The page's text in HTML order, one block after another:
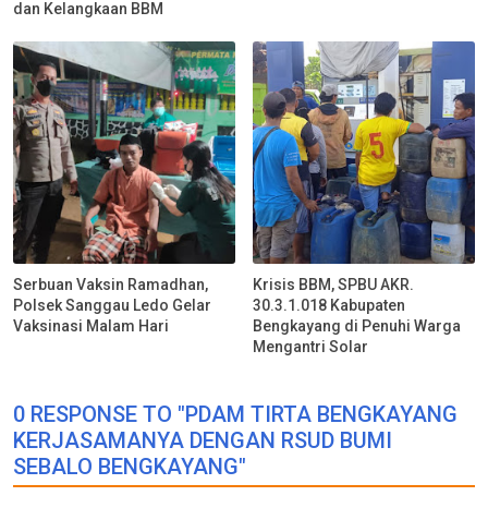
dan Kelangkaan BBM
Serbuan Vaksin Ramadhan,
Polsek Sanggau Ledo Gelar
Vaksinasi Malam Hari
Krisis BBM, SPBU AKR.
30.3.1.018 Kabupaten
Bengkayang di Penuhi Warga
Mengantri Solar
0 RESPONSE TO "PDAM TIRTA BENGKAYANG
KERJASAMANYA DENGAN RSUD BUMI
SEBALO BENGKAYANG"